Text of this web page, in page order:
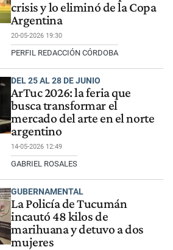
crisis y lo eliminó de la Copa
Argentina
20-05-2026 19:30
PERFIL REDACCIÓN CÓRDOBA
DEL 25 AL 28 DE JUNIO
ArTuc 2026: la feria que
busca transformar el
mercado del arte en el norte
argentino
14-05-2026 12:49
GABRIEL ROSALES
GUBERNAMENTAL
La Policía de Tucumán
incautó 48 kilos de
marihuana y detuvo a dos
mujeres